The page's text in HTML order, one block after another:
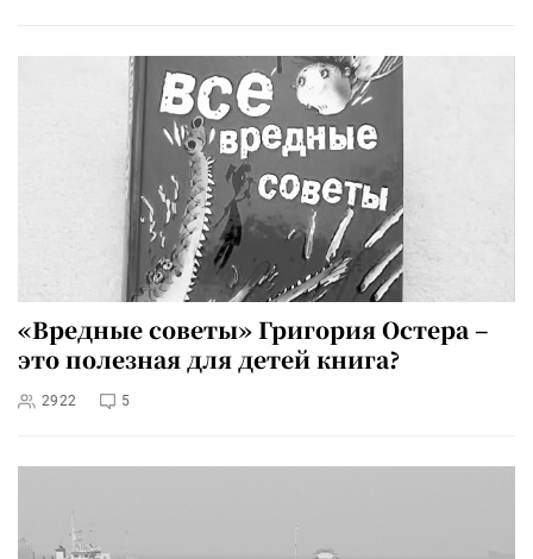
«Вредные советы» Григория Остера –
это полезная для детей книга?
2922 5